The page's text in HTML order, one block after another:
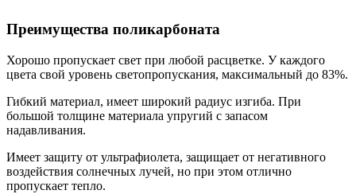
Преимущества поликарбоната
Хорошо пропускает свет при любой расцветке. У каждого
цвета свой уровень светопропускания, максимальный до 83%.
Гибкий материал, имеет широкий радиус изгиба. При
большой толщине материала упругий с запасом
надавливания.
Имеет защиту от ультрафиолета, защищает от негативного
воздействия солнечных лучей, но при этом отлично
пропускает тепло.